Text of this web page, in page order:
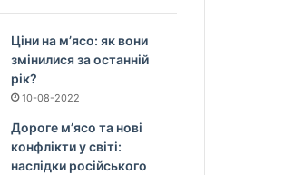
Ціни на м’ясо: як вони
змінилися за останній
рік?
10-08-2022
Дороге м’ясо та нові
конфлікти у світі:
наслідки російського